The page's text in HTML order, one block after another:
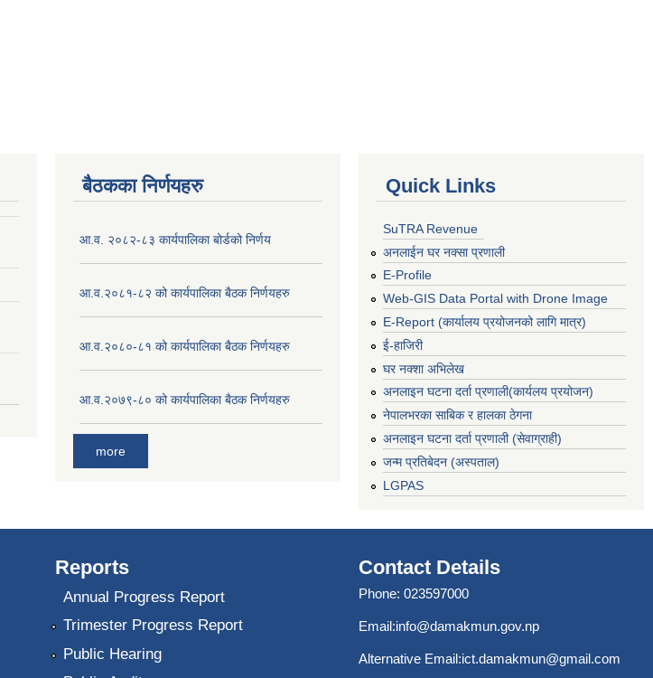
बैठकका निर्णयहरु
आ.व. २०८२-८३ कार्यपालिका बोर्डको निर्णय
आ.व.२०८१-८२ को कार्यपालिका बैठक निर्णयहरु
आ.व.२०८०-८१ को कार्यपालिका बैठक निर्णयहरु
आ.व.२०७९-८० को कार्यपालिका बैठक निर्णयहरु
more
Quick Links
SuTRA Revenue
अनलाईन घर नक्सा प्रणाली
E-Profile
Web-GIS Data Portal with Drone Image
E-Report (कार्यालय प्रयोजनको लागि मात्र)
ई-हाजिरी
घर नक्शा अभिलेख
अनलाइन घटना दर्ता प्रणाली(कार्यलय प्रयोजन)
नेपालभरका साबिक र हालका ठेगना
अनलाइन घटना दर्ता प्रणाली (सेवाग्राही)
जन्म प्रतिबेदन (अस्पताल)
LGPAS
Reports
Annual Progress Report
Trimester Progress Report
Public Hearing
Contact Details
Phone: 023597000
Email:info@damakmun.gov.np
Alternative Email:ict.damakmun@gmail.com